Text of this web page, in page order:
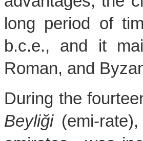
long period of
b.c.e., and it
Roman, and
Beyliği (emi-rate),